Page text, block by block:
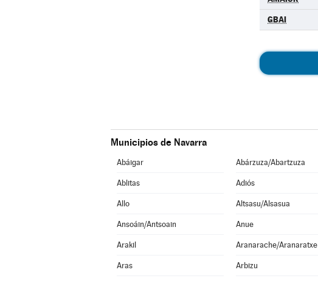
GBAI
Municipios de Navarra
Abáigar Abárzuza/Abartzuza
Ablitas Adiós
Allo Altsasu/Alsasua
Ansoáin/Antsoain Anue
Arakil Aranarache/Aranaratxe
Aras Arbizu